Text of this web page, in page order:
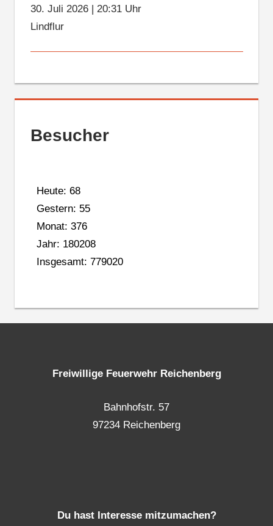
30. Juli 2026| 20:31 Uhr
Lindflur
Besucher
Heute: 68
Gestern: 55
Monat: 376
Jahr: 180208
Insgesamt: 779020
Freiwillige Feuerwehr Reichenberg
Bahnhofstr. 57
97234 Reichenberg
Du hast Interesse mitzumachen?